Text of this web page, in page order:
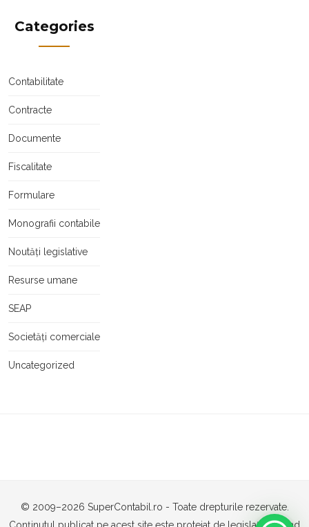
Categories
Contabilitate
Contracte
Documente
Fiscalitate
Formulare
Monografii contabile
Noutăți legislative
Resurse umane
SEAP
Societăți comerciale
Uncategorized
© 2009–2026 SuperContabil.ro - Toate drepturile rezervate.